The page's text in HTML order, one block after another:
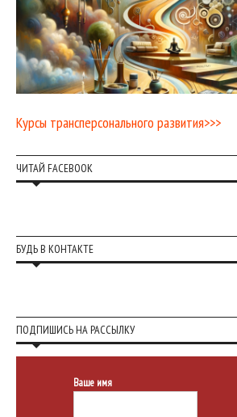
Курсы трансперсонального развития>>>
ЧИТАЙ FACEBOOK
БУДЬ В КОНТАКТЕ
ПОДПИШИСЬ НА РАССЫЛКУ
Ваше имя